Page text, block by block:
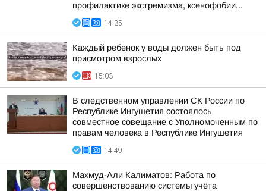
профилактике экстремизма, ксенофобии...
14:35
Каждый ребенок у воды должен быть под
присмотром взрослых
15:03
В следственном управлении СК России по
Республике Ингушетия состоялось
совместное совещание с Уполномоченным по
правам человека в Республике Ингушетия
14:49
Махмуд-Али Калиматов: Работа по
совершенствованию системы учёта